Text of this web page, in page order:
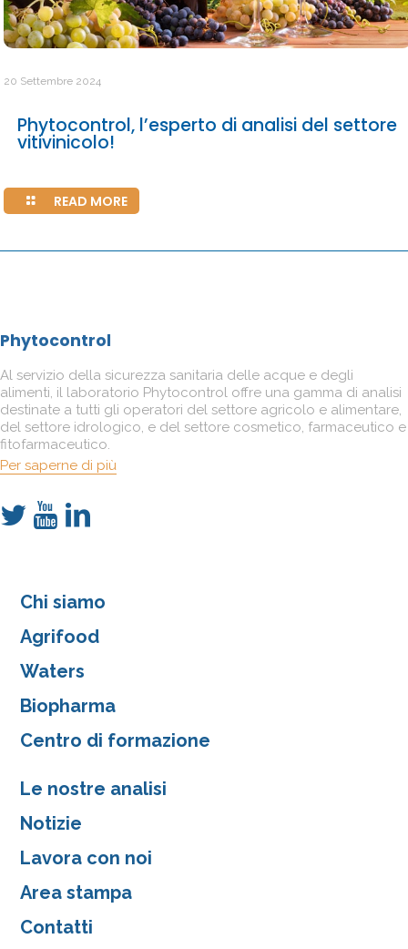
20 Settembre 2024
Phytocontrol, l’esperto di analisi del settore
vitivinicolo!
READ MORE
Phytocontrol
Al servizio della sicurezza sanitaria delle acque e degli
alimenti, il laboratorio Phytocontrol offre una gamma di analisi
destinate a tutti gli operatori del settore agricolo e alimentare,
del settore idrologico, e del settore cosmetico, farmaceutico e
fitofarmaceutico.
Per saperne di più
Chi siamo
Agrifood
Waters
Biopharma
Centro di formazione
Le nostre analisi
Notizie
Lavora con noi
Area stampa
Contatti